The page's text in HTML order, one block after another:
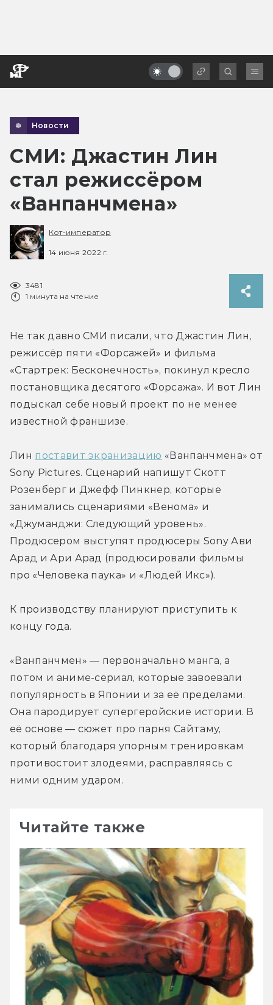
Новости
СМИ: Джастин Лин
стал режиссёром
«Ванпанчмена»
Кот-император
14 июня 2022 г.
3481
1 минута на чтение
Не так давно СМИ писали, что Джастин Лин,
режиссёр пяти «Форсажей» и фильма
«Стартрек: Бесконечность», покинул кресло
постановщика десятого «Форсажа». И вот Лин
подыскал себе новый проект по не менее
известной франшизе.
Лин поставит экранизацию «Ванпанчмена» от
Sony Pictures. Сценарий напишут Скотт
Розенберг и Джефф Пинкнер, которые
занимались сценариями «Венома» и
«Джуманджи: Следующий уровень».
Продюсером выступят продюсеры Sony Ави
Арад и Ари Арад (продюсировали фильмы
про «Человека паука» и «Людей Икс»).
К производству планируют приступить к
концу года.
«Ванпанчмен» — первоначально манга, а
потом и аниме-сериал, которые завоевали
популярность в Японии и за её пределами.
Она пародирует супергеройские истории. В
её основе — сюжет про парня Сайтаму,
который благодаря упорным тренировкам
противостоит злодеями, расправляясь с
ними одним ударом.
Читайте также